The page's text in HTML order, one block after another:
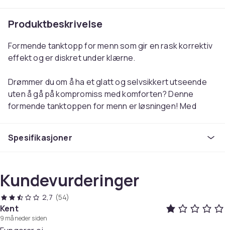
Produktbeskrivelse
Formende tanktopp for menn som gir en rask korrektiv
effekt og er diskret under klærne.
Drømmer du om å ha et glatt og selvsikkert utseende
uten å gå på kompromiss med komforten? Denne
formende tanktoppen for menn er løsningen! Med
kombinerer denne tanktoppen både stil og komfort på
Den banebrytende stoffteknologien holder magen på
plass og strammer løs hud, mens brystkomprimeringen
glatt skjuler såkalte "mannepupper" og gynekomasti.
Det svært elastiske, pustende materialet gir en perfekt
balanse mellom støtte og bevegelsesfrihet, slik at du
Spesifikasjoner
Kundevurderinger
2,7 (54)
Kent
9 måneder siden